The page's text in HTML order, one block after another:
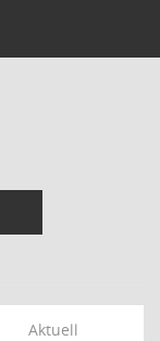
Aktuell